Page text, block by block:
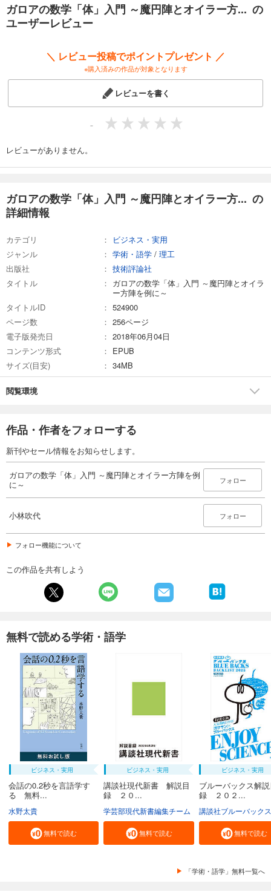
ガロアの数学「体」入門 ～魔円陣とオイラー方... の
ユーザーレビュー
＼ レビュー投稿でポイントプレゼント ／
※購入済みの作品が対象となります
レビューを書く
-
レビューがありません。
ガロアの数学「体」入門 ～魔円陣とオイラー方... の
詳細情報
カテゴリ
ビジネス・実用
ジャンル
学術・語学 / 理工
出版社
技術評論社
タイトル
ガロアの数学「体」入門 ～魔円陣とオイラ
ー方陣を例に～
タイトルID
524900
ページ数
256ページ
電子版発売日
2018年06月04日
コンテンツ形式
EPUB
サイズ(目安)
34MB
閲覧環境
作品・作者をフォローする
新刊やセール情報をお知らせします。
ガロアの数学「体」入門 ～魔円陣とオイラー方陣を例
に～
フォロー
小林吹代 フォロー
フォロー機能について
この作品を共有しよう
無料で読める学術・語学
ビジネス・実用
会話の0.2秒を言語学す
る 無料...
水野太貴
無料で読む
ビジネス・実用
講談社現代新書 解説目
録 ２０...
学芸部現代新書編集チーム
無料で読む
ビジネス・実用
ブルーバックス解
録 ２０２...
講談社ブルーバックス
無料で読む
「学術・語学」無料一覧へ